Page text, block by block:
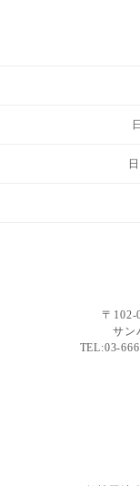
〒102-
サン
TEL:03-